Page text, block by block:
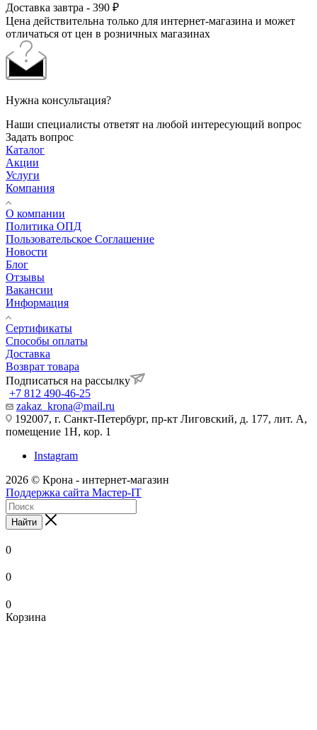
Доставка завтра - 390 ₽
Цена действительна только для интернет-магазина и может
отличаться от цен в розничных магазинах
Нужна консультация?
Наши специалисты ответят на любой интересующий вопрос
Задать вопрос
Каталог
Акции
Услуги
Компания
О компании
Политика ОПД
Пользовательское Соглашение
Новости
Блог
Отзывы
Вакансии
Информация
Сертификаты
Способы оплаты
Доставка
Возврат товара
Подписаться на рассылку
+7 812 490-46-25
zakaz_krona@mail.ru
192007, г. Санкт-Петербург, пр-кт Лиговский, д. 177, лит. А,
помещение 1Н, кор. 1
Instagram
2026 © Крона - интернет-магазин
Поддержка сайта Мастер-IT
Найти
0
0
0
Корзина